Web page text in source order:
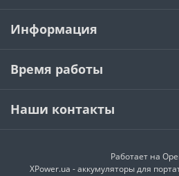
Информация
Время работы
Наши контакты
Работает на
XPower.ua - аккумуляторы для